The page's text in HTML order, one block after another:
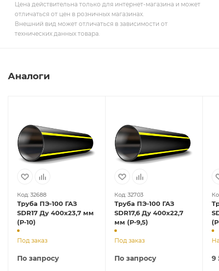
Цена действительна только для интернет-магазина и может
отличаться от цен в розничных магазинах.
Внешний вид может отличаться в зависимости от
технических данных товара.
Аналоги
Код: 32688
Труба ПЭ-100 ГАЗ
SDR17 Ду 400х23,7 мм
(Р-10)
Под заказ
По запросу
Код: 32703
Труба ПЭ-100 ГАЗ
SDR17,6 Ду 400х22,7
мм (Р-9,5)
Под заказ
По запросу 9